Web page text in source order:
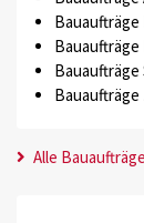
Bauaufträge
Bauaufträge
Bauaufträge
Bauaufträge
Alle Bauaufträge